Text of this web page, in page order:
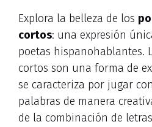
Explora la belleza de los
cortos: una expresión
poetas hispanohablantes.
cortos son una forma de
se caracteriza por jugar
palabras de manera
de la combinación de